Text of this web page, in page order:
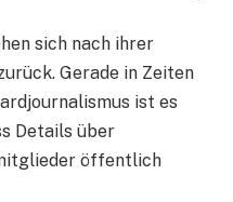
sich nach ihrer
Gerade in Zeiten
ist es
Details über
öffentlich